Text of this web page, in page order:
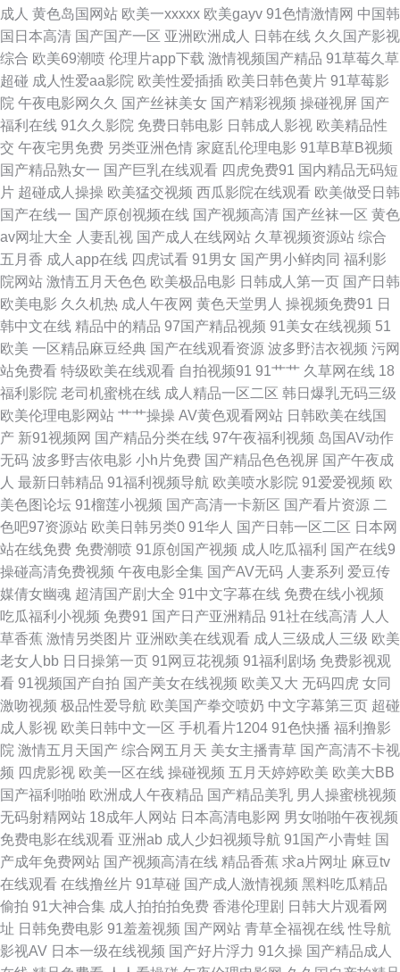
色色 欧美人与兽另类 国产精品吃瓜视频 老司机亚洲天堂 99操97 国产福利第
一页 老司机福利亚洲 人人操插 老师机性爱视频 日本人妖毛片 五月花丁香网
91n91c 97国产 俺去啦综合网址 成人电影黄色亚洲 国产福利第一页 麻豆久
久 日本加勒比av 成人A大片 91超碰社区 a级日韩色电影 国产人妖网站 久久
视5 日本久久午夜 午夜福利图片 2026肏逼网 草逼免费视频 日韩精品视频 亚
洲国产天堂 91免费蜜桃 99热最新网址 豆花官网入口 含羞草婷婷 另类网站
日韩123AV 五月天性爱网站 91精品6 超碰97资源共享 国产全部视频91 激情
网页 狼友在线免费 人妖射精视频 国产不卡无马 九一亚瑟视频 欧美视屏
www韩日三级 免费成人毛片 日韩传媒性爱 先锋色资源 91黑丝美女自慰 TS
人妖专区 国产喷水在线观看 老司机综合在线 欧洲激情综合 色色五月天婷婷
影音资源AV网站 岛国久久网 蜜桃91在线 日韩欧美国产综合 影音先锋青青草
97国产绯色 超碰免费公开 狠狠谢影院 男人Av五月天 婷婷成人淫网 偷窥自拍
亚洲色图 国产久草视频导航 欧美大色 天堂资源网欧美色 18福利视频导航 99
热这里 东京热TV 黄色软件精品99 日韩另类色图 91精品熟妇视频 狠狠干成
人社区 日本人人搞人人操 先锋影院性爱按摩 91精品丝袜国产 俺去啦啦电影
网 国产9在线播放 欧美日韩精品中文 无码秘吴梦梦 91九色性爱 第一福利社
区导航 玖玖偷拍 日韩1区二区 亚洲91视频蝌科 91九色乱 操人91视频 韩国
AV电影网址 欧美日韩色情a片 亚洲草逼网站 AV色色 国产麻豆9 老熟女自慰
91 日本黄色网页 午夜寂寞剧场 91大片成人痘音 成人品人妻久久 久久精品国
产男包 日本日屄 亚州综合15P 91影视网卡颜 成人A片网站 黄色一片ww 女
同肛交动漫 深夜诱惑av 中文字幕αV 大香蕉精品A片 久久依人精品综合 日韩
三级片AV 做爱91视频 第一福利视频导航 国产一二三 1024微拍 肏屄视频网
成人 黄色岛国网站 欧美一xxxxx 欧美gayv 91色情激情网 中国韩
国日本高清 国产国产一区 亚洲欧洲成人 日韩在线 久久国产影视
综合 欧美69潮喷 伦理片app下载 激情视频国产精品 91草莓久草
超碰 成人性爱aa影院 欧美性爱插插 欧美日韩色黄片 91草莓影
院 午夜电影网久久 国产丝袜美女 国产精彩视频 操碰视屏 国产
福利在线 91久久影院 免费日韩电影 日韩成人影视 欧美精品性
交 午夜宅男免费 另类亚洲色情 家庭乱伦理电影 91草B草B视频
国产精品熟女一 国产巨乳在线观看 四虎免费91 国内精品无码短
片 超碰成人操操 欧美猛交视频 西瓜影院在线观看 欧美做受日韩
国产在线一 国产原创视频在线 国产视频高清 国产丝袜一区 黄色
av网址大全 人妻乱视 国产成人在线网站 久草视频资源站 综合
五月香 成人app在线 四虎试看 91男女 国产男小鲜肉同 福利影
院网站 激情五月天色色 欧美极品电影 日韩成人第一页 国产日韩
欧美电影 久久机热 成人午夜网 黄色天堂男人 操视频免费91 日
韩中文在线 精品中的精品 97国产精品视频 91美女在线视频 51
欧美 一区精品麻豆经典 国产在线观看资源 波多野洁衣视频 污网
站免费看 特级欧美在线观看 自拍视频91 91艹艹 久草网在线 18
福利影院 老司机蜜桃在线 成人精品一区二区 韩日爆乳无码三级
欧美伦理电影网站 艹艹操操 AV黄色观看网站 日韩欧美在线国
产 新91视频网 国产精品分类在线 97午夜福利视频 岛国AV动作
无码 波多野吉依电影 小h片免费 国产精品色色视屏 国产午夜成
人 最新日韩精品 91福利视频导航 欧美喷水影院 91爱爱视频 欧
美色图论坛 91榴莲小视频 国产高清一卡新区 国产看片资源 二
色吧97资源站 欧美日韩另类0 91华人 国产日韩一区二区 日本网
站在线免费 免费潮喷 91原创国产视频 成人吃瓜福利 国产在线9
操碰高清免费视频 午夜电影全集 国产AV无码 人妻系列 爱豆传
媒倩女幽魂 超清国产剧大全 91中文字幕在线 免费在线小视频
吃瓜福利小视频 免费91 国产日产亚洲精品 91社在线高清 人人
草香蕉 激情另类图片 亚洲欧美在线观看 成人三级成人三级 欧美
老女人bb 日日操第一页 91网豆花视频 91福利剧场 免费影视观
看 91视频国产自拍 国产美女在线视频 欧美又大 无码四虎 女同
激吻视频 极品性爱导航 欧美国产拳交喷奶 中文字幕第三页 超碰
成人影视 欧美日韩中文一区 手机看片1204 91色快播 福利撸影
院 激情五月天国产 综合网五月天 美女主播青草 国产高清不卡视
频 四虎影视 欧美一区在线 操碰视频 五月天婷婷欧美 欧美大BB
国产福利啪啪 欧洲成人午夜精品 国产精品美乳 男人操蜜桃视频
无码射精网站 18成年人网站 日本高清电影网 男女啪啪午夜视频
免费电影在线观看 亚洲ab 成人少妇视频导航 91国产小青蛙 国
产成年免费网站 国产视频高清在线 精品香蕉 求a片网址 麻豆tv
在线观看 在线撸丝片 91草碰 国产成人激情视频 黑料吃瓜精品
偷拍 91大神合集 成人拍拍拍免费 香港伦理剧 日韩大片观看网
址 日韩免费电影 91羞羞视频 国产网站 青草全福视在线 性导航
影视AV 日本一级在线视频 国产好片浮力 91久操 国产精品成人